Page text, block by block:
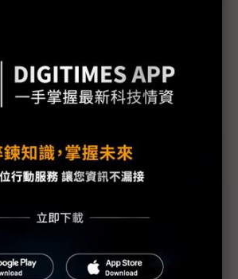
邊緣運算 智慧音響
AIoT
追蹤」